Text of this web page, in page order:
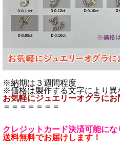
※納期は３週間程度
※価格は製作する文字により異
お気軽にジュエリーオグラに
＝＝＝＝＝＝＝
クレジットカード決済可能にな
送料無料でお届けします！